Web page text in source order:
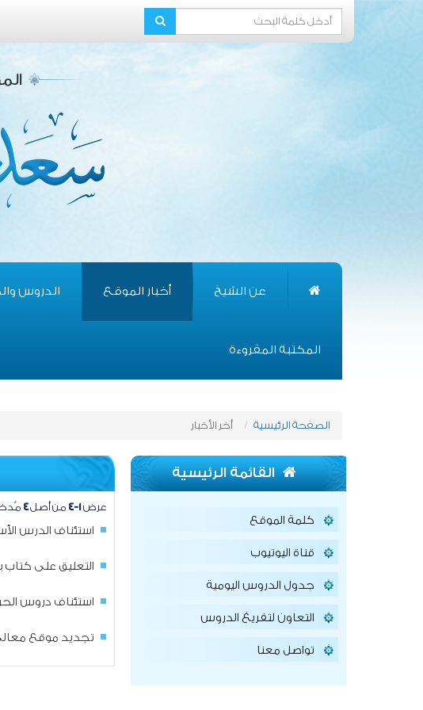
عن الشيخ أخبار الموقع الدروس
المكتبة المقروءة
الصفحة الرئيسية أخر الأخبار
القائمة الرئيسية
كلمة الموقع
قناة اليوتيوب
جدول الدروس اليومية
التعاون لتفريغ الدروس
تواصل معنا
عرض ١-٤ من أصل٤
استئناف الدرس
التعليق على كتاب
استئناف دروس
تجديد موقع